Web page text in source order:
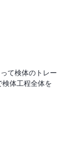
て検体のトレー
体工程全体を